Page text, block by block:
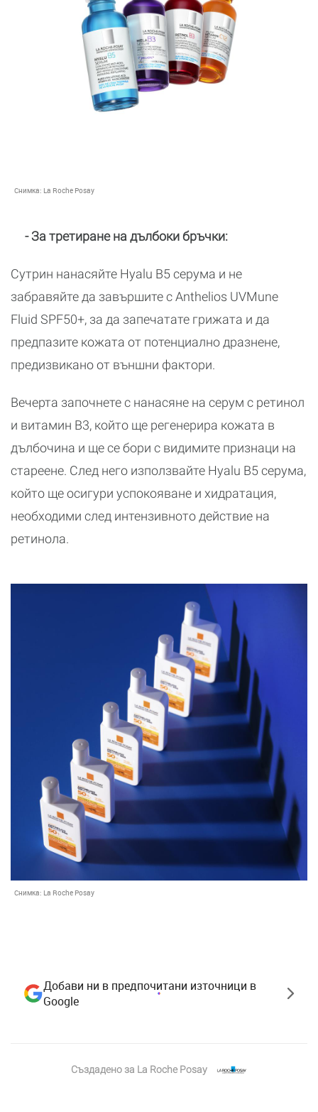
Снимка: La Roche Posay
- За третиране на дълбоки бръчки:
Сутрин нанасяйте Hyalu B5 серума и не
забравяйте да завършите с Anthelios UVMune
Fluid SPF50+, за да запечатате грижата и да
предпазите кожата от потенциално дразнене,
предизвикано от външни фактори.
Вечерта започнете с нанасяне на серум с ретинол
и витамин B3, който ще регенерира кожата в
дълбочина и ще се бори с видимите признаци на
стареене. След него използвайте Hyalu B5 серума,
който ще осигури успокояване и хидратация,
необходими след интензивното действие на
ретинола.
Снимка: La Roche Posay
Добави ни в предпочитани източници в
Google
Създадено за La Roche Posay